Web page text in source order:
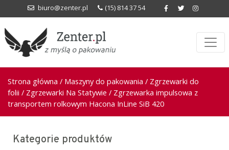
biuro@zenter.pl (15) 814 37 54
Strona główna / Maszyny do pakowania / Zgrzewarki do
folii / Zgrzewarki Na Statywie / Zgrzewarka impulsowa z
transportem rolkowym Hacona InLine SiB 420
Kategorie produktów